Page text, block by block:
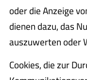
oder die Anzeige
dienen dazu, das
auszuwerten oder
Cookies, die zur